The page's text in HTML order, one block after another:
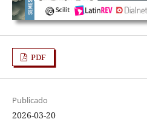
PDF
Publicado
2026-03-20